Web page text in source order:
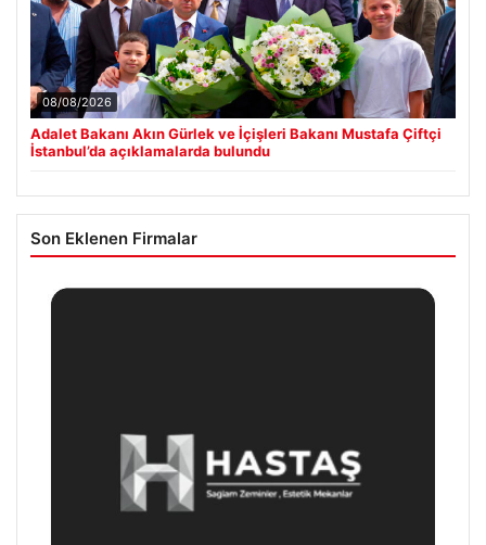
08/08/2026
Adalet Bakanı Akın Gürlek ve İçişleri Bakanı Mustafa Çiftçi
İstanbul’da açıklamalarda bulundu
Son Eklenen Firmalar